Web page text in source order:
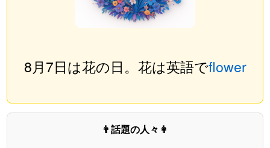
8月7日は花の日。花は英語でflower
👨話題の人々👩